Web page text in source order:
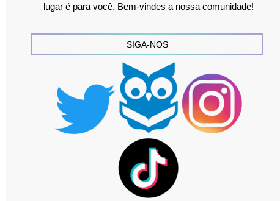
lugar é para você. Bem-vindes a nossa comunidade!
SIGA-NOS